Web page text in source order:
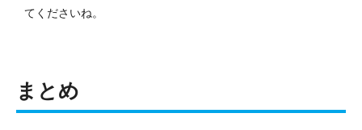
てくださいね。
まとめ